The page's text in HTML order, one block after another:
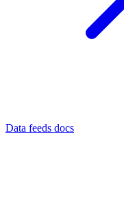
Data feeds docs